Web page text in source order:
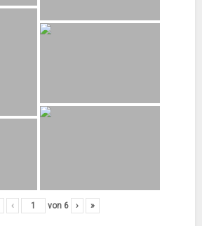
‹ von 6 › »